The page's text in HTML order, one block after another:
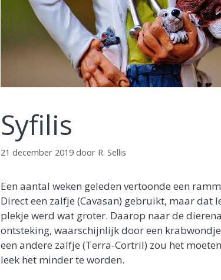
Syfilis
21 december 2019 door R. Sellis
Een aantal weken geleden vertoonde een
Direct een zalfje (Cavasan) gebruikt, maar dat
plekje werd wat groter. Daarop naar de
ontsteking, waarschijnlijk door een
een andere zalfje (Terra-Cortril) zou het
leek het minder te worden.